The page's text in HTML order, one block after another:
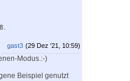
.
(29 Dez '21, 10:59)
gast3
Modus.:-)
Beispiel genutzt